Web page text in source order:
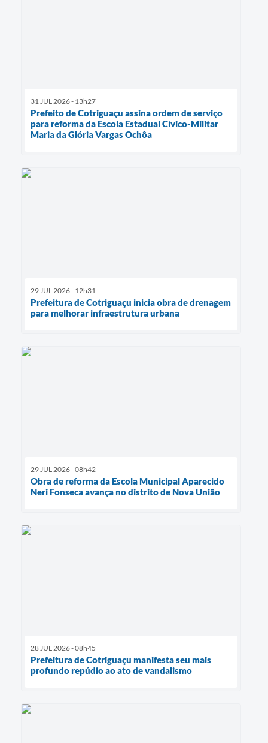
31 JUL 2026 - 13h27
Prefeito de Cotriguaçu assina ordem de serviço
para reforma da Escola Estadual Cívico-Militar
Maria da Glória Vargas Ochôa
29 JUL 2026 - 12h31
Prefeitura de Cotriguaçu inicia obra de drenagem
para melhorar infraestrutura urbana
29 JUL 2026 - 08h42
Obra de reforma da Escola Municipal Aparecido
Neri Fonseca avança no distrito de Nova União
28 JUL 2026 - 08h45
Prefeitura de Cotriguaçu manifesta seu mais
profundo repúdio ao ato de vandalismo